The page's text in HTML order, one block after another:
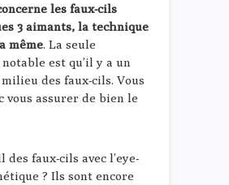
les faux-cils
3 aimants, la technique
même. La seule
est qu’il y a un
des faux-cils. Vous
vous assurer de bien le
des faux-cils avec l’eye-
? Ils sont encore